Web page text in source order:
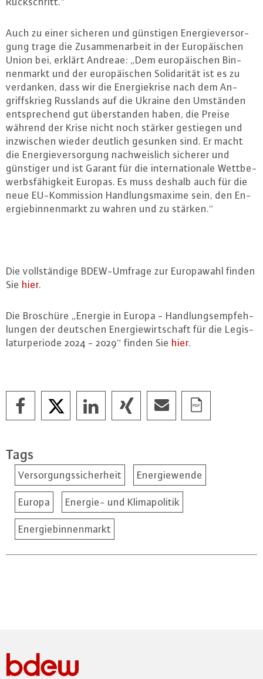
Auch zu einer sicheren und günstigen En­er­gie­ver­sor­
gung trage die Zu­sam­men­ar­beit in der Eu­ro­päi­schen
Union bei, erklärt Andreae: „Dem eu­ro­päi­schen Bin­
nen­markt und der eu­ro­päi­schen So­li­da­ri­tät ist es zu
verdanken, dass wir die En­er­gie­kri­se nach dem An­
griffs­krieg Russlands auf die Ukraine den Umständen
ent­spre­chend gut über­stan­den haben, die Preise
während der Krise nicht noch stärker gestiegen und
in­zwi­schen wieder deutlich gesunken sind. Er macht
die En­er­gie­ver­sor­gung nach­weis­lich sicherer und
günstiger und ist Garant für die in­ter­na­tio­na­le Wett­be­
werbs­fä­hig­keit Europas. Es muss deshalb auch für die
neue EU-Kom­mis­si­on Hand­lungs­ma­xi­me sein, den En­
er­gie­bin­nen­markt zu wahren und zu stärken.“
Die voll­stän­di­ge BDEW-Um­fra­ge zur Eu­ro­pa­wahl finden
Sie hier.
Die Broschüre „Energie in Europa - Hand­lungs­emp­feh­
lun­gen der deutschen En­er­gie­wirt­schaft für die Le­gis­
la­tur­pe­ri­ode 2024 - 2029“ finden Sie hier.
Tags
Versorgungssicherheit Energiewende
Europa Energie- und Klimapolitik
Energiebinnenmarkt